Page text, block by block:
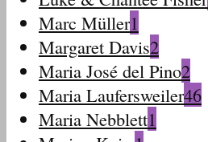
Marc Müller1
Margaret Davis2
Maria José del Pino2
Maria Laufersweiler46
Maria Nebblett1